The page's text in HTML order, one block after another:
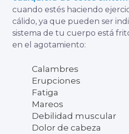
cuando estés haciendo
cálido, ya que pueden ser
sistema de tu cuerpo está
en el agotamiento:
Calambres
Erupciones
Fatiga
Mareos
Debilidad muscular
Dolor de cabeza